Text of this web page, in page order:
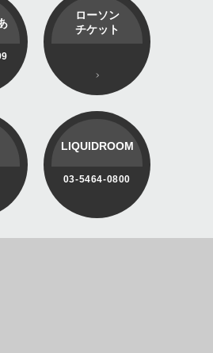
ローソン
チケット
LIQUIDROOM
03-5464-0800